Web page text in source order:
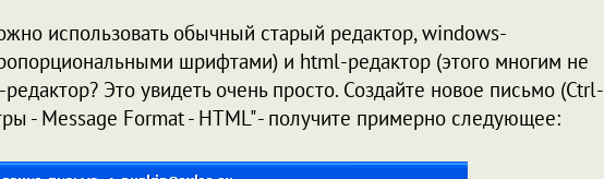
использовать обычный старый редактор, windows-
шрифтами) и html-редактор (этого многим не
Это увидеть очень просто. Создайте новое письмо (Ctrl-
- Message Format - HTML" - получите примерно следующее: